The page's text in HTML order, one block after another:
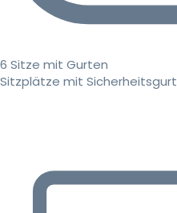
6 Sitze mit Gurten
Sitzplätze mit Sicherheitsgurt